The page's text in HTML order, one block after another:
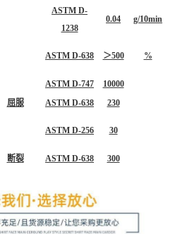
ASTM D-
1238
0.04 g/10min
ASTM D-638 ＞500 %
ASTM D-747
10000
屈服 ASTM D-638
230
ASTM D-256 30
断裂 ASTM D-638 300